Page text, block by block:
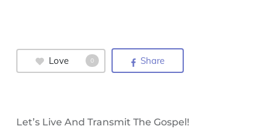
Love 0 Share
Let’s Live And Transmit The Gospel!